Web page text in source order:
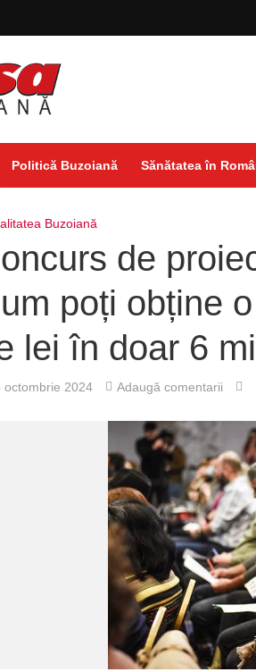
Politică Buzoiană Sănătatea în
Buzoiană
de
poți obține
lei în doar 6
octombrie 2024 Adaugă comentarii